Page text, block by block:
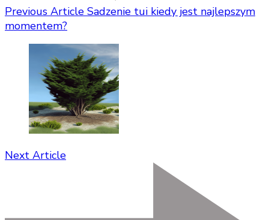
Previous Article Sadzenie tui kiedy jest najlepszym
momentem?
Next Article